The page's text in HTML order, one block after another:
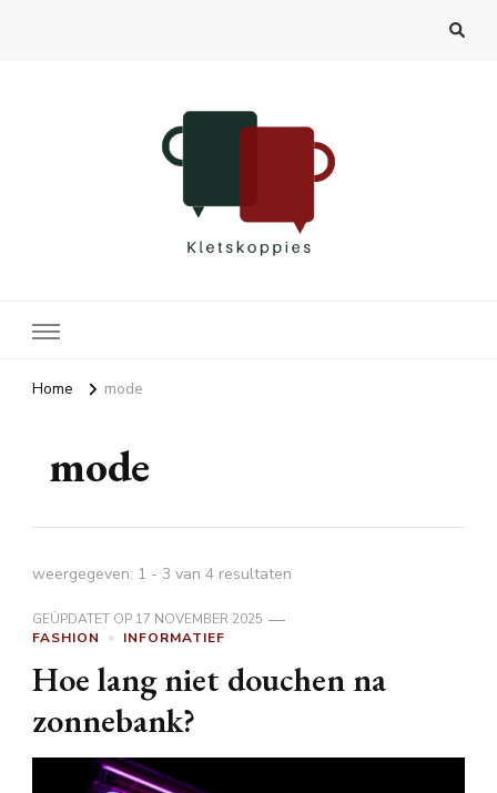
Home mode
mode
weergegeven: 1 - 3 van 4 resultaten
GEÜPDATET OP 17 NOVEMBER 2025
FASHION
INFORMATIEF
Hoe lang niet douchen na
zonnebank?